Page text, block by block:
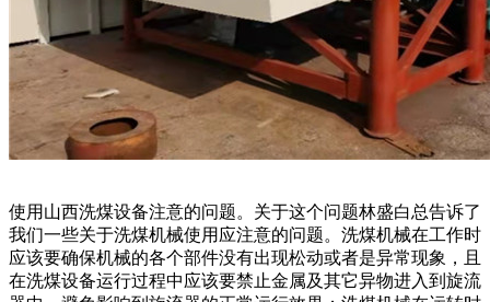
使用山西洗煤设备注意的问题。关于这个问题林盛白总告诉了
我们一些关于洗煤机械使用应注意的问题。洗煤机械在工作时
应该要确保机械的各个部件没有出现松动或者是异常现象，且
在洗煤设备运行过程中应该要禁止金属及其它异物进入到旋流